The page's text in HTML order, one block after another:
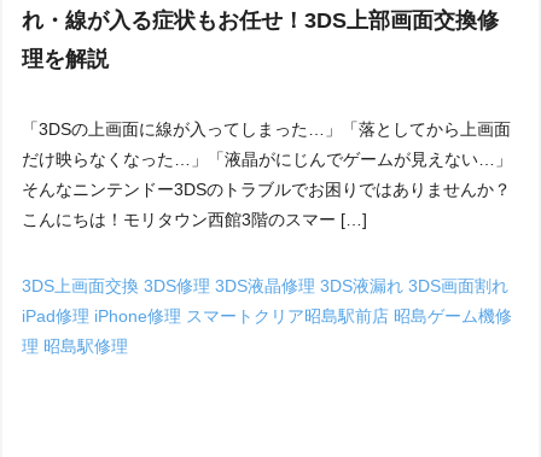
れ・線が入る症状もお任せ！3DS上部画面交換修
理を解説
「3DSの上画面に線が入ってしまった…」「落としてから上画面
だけ映らなくなった…」「液晶がにじんでゲームが見えない…」
そんなニンテンドー3DSのトラブルでお困りではありませんか？
こんにちは！モリタウン西館3階のスマー […]
3DS上画面交換3DS修理3DS液晶修理3DS液漏れ3DS画面割れ
iPad修理 iPhone修理 スマートクリア昭島駅前店 昭島ゲーム機修
理 昭島駅修理